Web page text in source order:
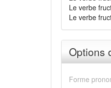
Le verbe
Le verbe
Options
Forme